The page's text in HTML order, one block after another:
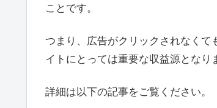
ことです。
つまり、広告がクリックされなく
イトにとっては重要な収益源となり
詳細は以下の記事をご覧ください。